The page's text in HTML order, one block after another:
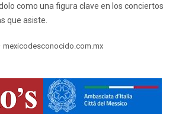
como una figura clave en los conciertos
que asiste.
mexicodesconocido.com.mx